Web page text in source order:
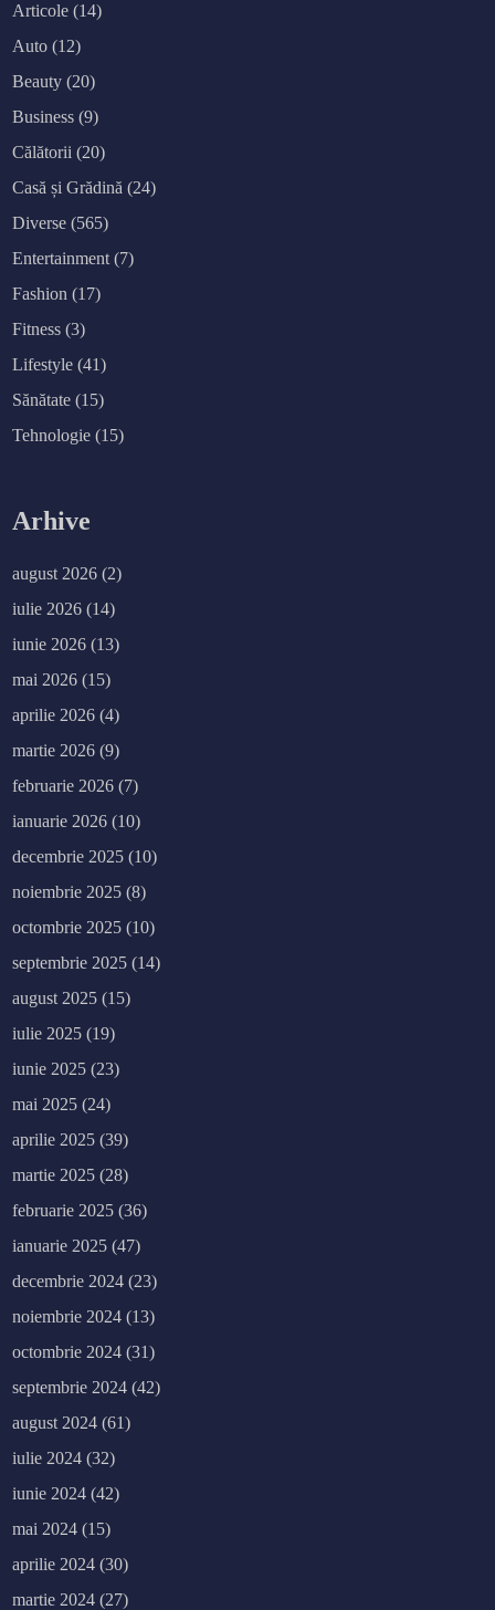
Articole (14)
Auto (12)
Beauty (20)
Business (9)
Călătorii (20)
Casă și Grădină (24)
Diverse (565)
Entertainment (7)
Fashion (17)
Fitness (3)
Lifestyle (41)
Sănătate (15)
Tehnologie (15)
Arhive
august 2026 (2)
iulie 2026 (14)
iunie 2026 (13)
mai 2026 (15)
aprilie 2026 (4)
martie 2026 (9)
februarie 2026 (7)
ianuarie 2026 (10)
decembrie 2025 (10)
noiembrie 2025 (8)
octombrie 2025 (10)
septembrie 2025 (14)
august 2025 (15)
iulie 2025 (19)
iunie 2025 (23)
mai 2025 (24)
aprilie 2025 (39)
martie 2025 (28)
februarie 2025 (36)
ianuarie 2025 (47)
decembrie 2024 (23)
noiembrie 2024 (13)
octombrie 2024 (31)
septembrie 2024 (42)
august 2024 (61)
iulie 2024 (32)
iunie 2024 (42)
mai 2024 (15)
aprilie 2024 (30)
martie 2024 (27)